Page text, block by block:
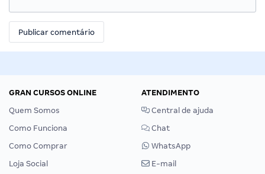
GRAN CURSOS ONLINE
Quem Somos
Como Funciona
Como Comprar
Loja Social
ATENDIMENTO
Central de ajuda
Chat
WhatsApp
E-mail